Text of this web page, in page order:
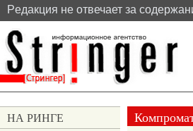
Pедакция не отвечает за
НА РИНГЕ